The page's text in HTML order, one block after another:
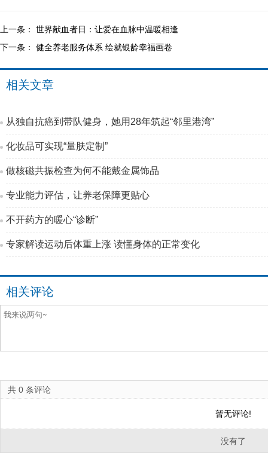
上一条： 世界献血者日：让爱在血脉中温暖相逢
下一条： 健全养老服务体系 绘就银龄幸福画卷
相关文章
从独自抗癌到带队健身，她用28年筑起“邻里港湾”
化妆品可实现“量肤定制”
做核磁共振检查为何不能戴金属饰品
专业能力评估，让养老保障更贴心
不开药方的暖心“诊断”
专家解读运动后体重上涨 读懂身体的正常变化
相关评论
共 0 条评论
暂无评论!
没有了